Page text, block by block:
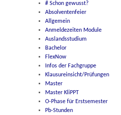
# Schon gewusst?
Absolventenfeier
Allgemein
Anmeldezeiten Module
Auslandsstudium
Bachelor
FlexNow
Infos der Fachgruppe
Klausureinsicht/Prüfungen
Master
Master KliPPT
O-Phase für Erstsemester
Pb-Stunden